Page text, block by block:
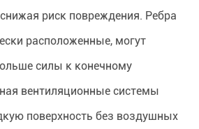
риск повреждения. Ребра
расположенные, могут
силы к конечному
вентиляционные системы
поверхность без воздушных